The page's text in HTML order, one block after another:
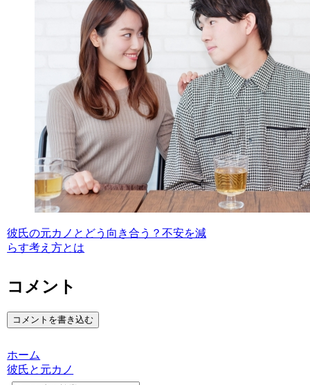
彼氏の元カノとどう向き合う？不安を減
らす考え方とは
コメント
コメントを書き込む
ホーム
彼氏と元カノ